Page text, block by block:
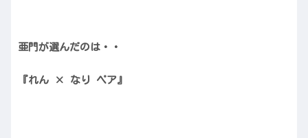
亜門が選んだのは・・
『れん × なり ペア』